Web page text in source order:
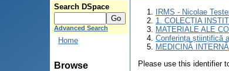
Search DSpace
Advanced Search
Home
Browse
IRMS - Nicolae
1. COLECȚIA
MATERIALE ALE
Conferința științifică
MEDICINĂ INTERNĂ
Please use this identifier